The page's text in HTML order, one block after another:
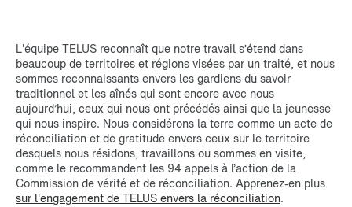
L'équipe TELUS reconnaît que notre travail s’étend dans
beaucoup de territoires et régions visées par un traité, et nous
sommes reconnaissants envers les gardiens du savoir
traditionnel et les aînés qui sont encore avec nous
aujourd’hui, ceux qui nous ont précédés ainsi que la jeunesse
qui nous inspire. Nous considérons la terre comme un acte de
réconciliation et de gratitude envers ceux sur le territoire
desquels nous résidons, travaillons ou sommes en visite,
comme le recommandent les 94 appels à l’action de la
Commission de vérité et de réconciliation. Apprenez-en plus
sur l'engagement de TELUS envers la réconciliation.